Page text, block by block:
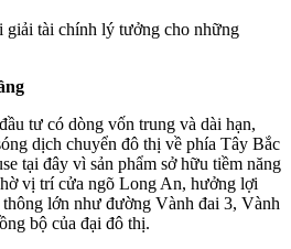
giải tài chính lý tưởng cho những
tư có dòng vốn trung và dài hạn,
dịch chuyển đô thị về phía Tây Bắc
tại đây vì sản phẩm sở hữu tiềm năng
vị trí cửa ngõ Long An, hưởng lợi
lớn như đường Vành đai 3, Vành
bộ của đại đô thị.